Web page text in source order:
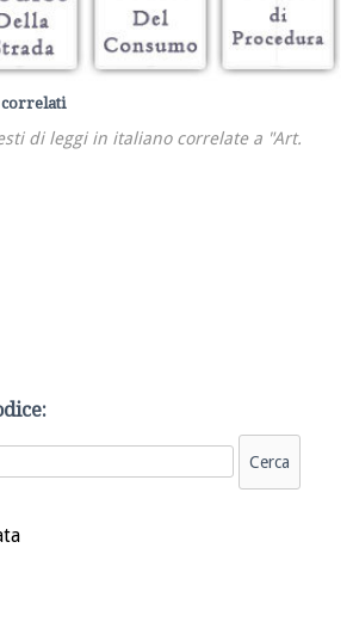
correlati
di leggi in italiano correlate a "Art.